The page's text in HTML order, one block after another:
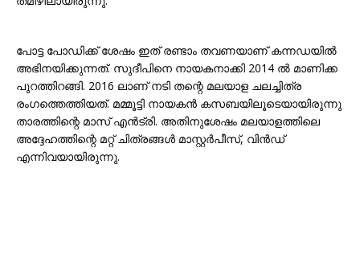
പോട്ട പോഡിക്ക് ശേഷം ഇത് രണ്ടാം തവണയാണ് കന്നഡയിൽ
അഭിനയിക്കുന്നത്. സുദീപിനെ നായകനാക്കി 2014 ൽ മാണിക്ക
പുറത്തിറങ്ങി. 2016 ലാണ് നടി തന്റെ മലയാള ചലച്ചിത്ര
രംഗത്തെത്തിയത്. മമ്മൂട്ടി നായകൻ കസബയിലൂടെയായിരുന്നു
താരത്തിന്റെ മാസ് എൻട്രി. അതിനുശേഷം മലയാളത്തിലെ
അദ്ദേഹത്തിന്റെ മറ്റ് ചിത്രങ്ങൾ മാസ്റ്റർപീസ്, വിൻഡ്
എന്നിവയായിരുന്നു.